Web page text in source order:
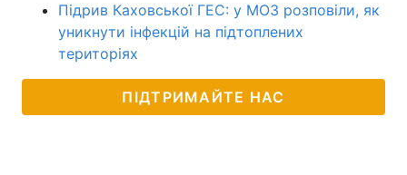
Підрив Каховської ГЕС: у МОЗ розповіли, як
уникнути інфекцій на підтоплених
територіях
ПІДТРИМАЙТЕ НАС